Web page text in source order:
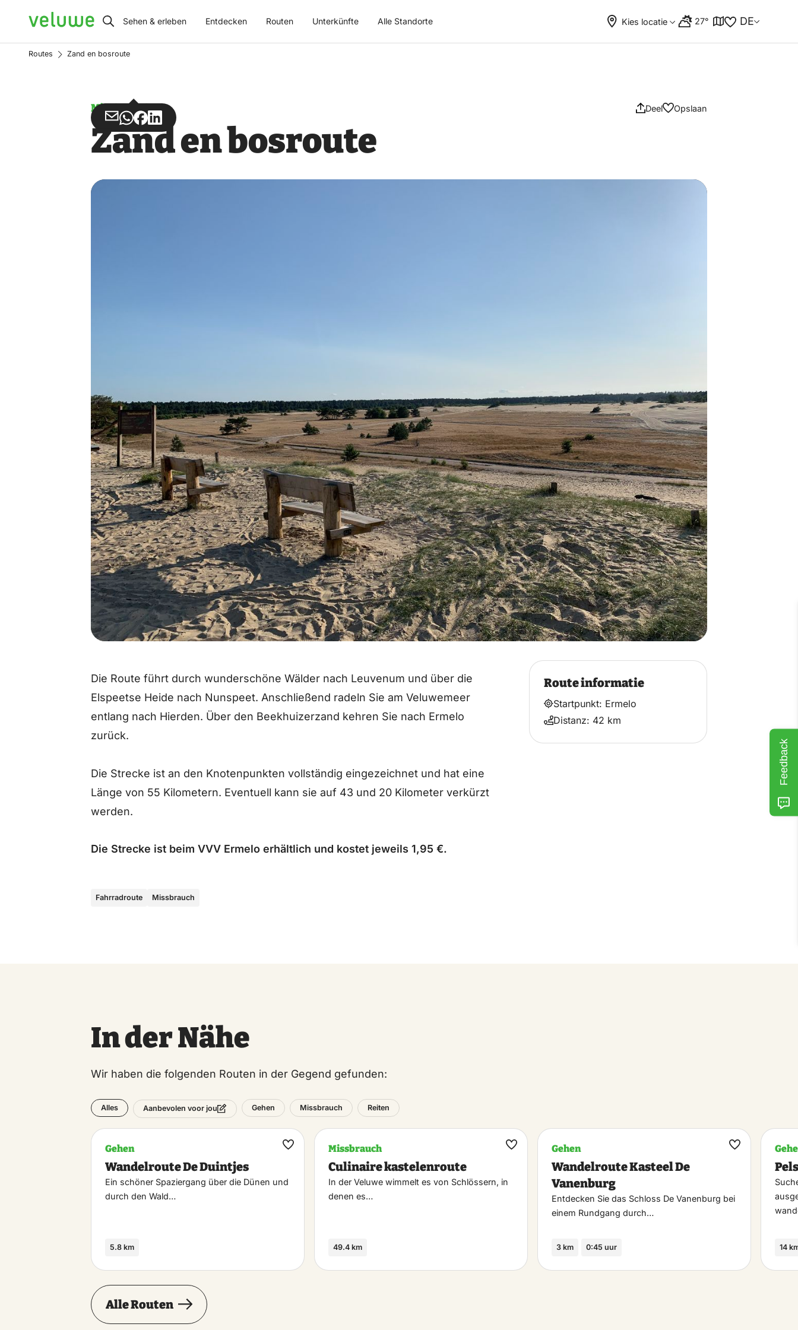
Veluwe Sehen & erleben Entdecken Routen Unterkünfte Alle Standorte Kies locatie 27° DE
Routes Zand en bosroute
Missbrauch Deel
Teilen
über
Teilen
über
Teilen
auf
Teilen
auf
Opslaan
Zand en bosroute
Die Route führt durch wunderschöne Wälder nach Leuvenum und über die
Elspeetse Heide nach Nunspeet. Anschließend radeln Sie am Veluwemeer
entlang nach Hierden. Über den Beekhuizerzand kehren Sie nach Ermelo
zurück.
Die Strecke ist an den Knotenpunkten vollständig eingezeichnet und hat eine
Länge von 55 Kilometern. Eventuell kann sie auf 43 und 20 Kilometer verkürzt
werden.
Die Strecke ist beim VVV Ermelo erhältlich und kostet jeweils 1,95 €.
Fahrradroute Missbrauch
Route informatie
Startpunkt: Ermelo
Distanz: 42 km
In der Nähe
Wir haben die folgenden Routen in der Gegend gefunden:
Alles Aanbevolen voor jou Gehen Missbrauch Reiten
Gehen
Wandelroute De Duintjes
Ein schöner Spaziergang über die Dünen und
durch den Wald…
5.8 km
Maak
Missbrauch
Culinaire kastelenroute
In der Veluwe wimmelt es von Schlössern, in
denen es…
49.4 km
Maak
Gehen
Wandelroute Kasteel De
Vanenburg
Entdecken Sie das Schloss De Vanenburg bei
einem Rundgang durch…
3 km 0:45 uur
Maak
14
Alle Routen
Feedback